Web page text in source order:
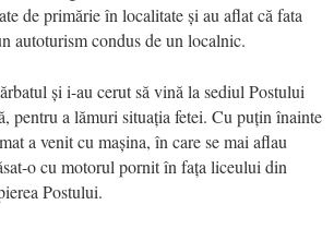
de primărie în localitate și au aflat că fata
autoturism condus de un localnic.
și i-au cerut să vină la sediul Postului
pentru a lămuri situația fetei. Cu puțin înainte
a venit cu mașina, în care se mai aflau
o cu motorul pornit în fața liceului din
Postului.